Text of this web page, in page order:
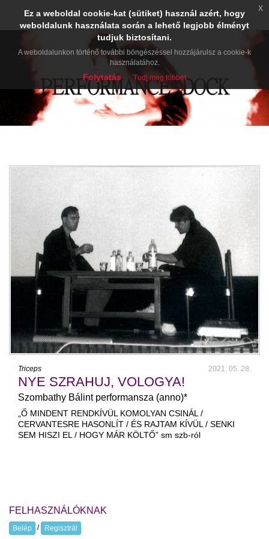
Triceps 2021. 05. 28.
NYE SZRAHUJ, VOLOGYA!
Szombathy Bálint performansza (anno)*
„Ő MINDENT RENDKÍVÜL KOMOLYAN CSINÁL /
CERVANTESRE HASONLÍT / ÉS RAJTAM KÍVÜL / SENKI
SEM HISZI EL / HOGY MÁR KÖLTŐ” sm szb-ról
FELHASZNÁLÓKNAK
Belép / Regisztrál
Ez a weboldal cookie-kat (sütiket) használ azért, hogy
weboldalunk használata során a lehető legjobb élményt
tudjuk biztosítani.
A weboldalunkon történő további böngészéssel hozzájárulsz a cookie-k
használatához.
Folytatás Tudj meg többet
x